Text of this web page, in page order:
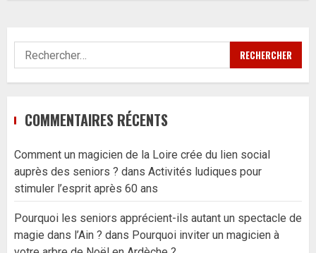
Rechercher :
COMMENTAIRES RÉCENTS
Comment un magicien de la Loire crée du lien social
auprès des seniors ? dans Activités ludiques pour
stimuler l’esprit après 60 ans
Pourquoi les seniors apprécient-ils autant un spectacle de
magie dans l’Ain ? dans Pourquoi inviter un magicien à